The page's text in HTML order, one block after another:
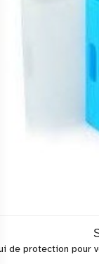
de protection pour